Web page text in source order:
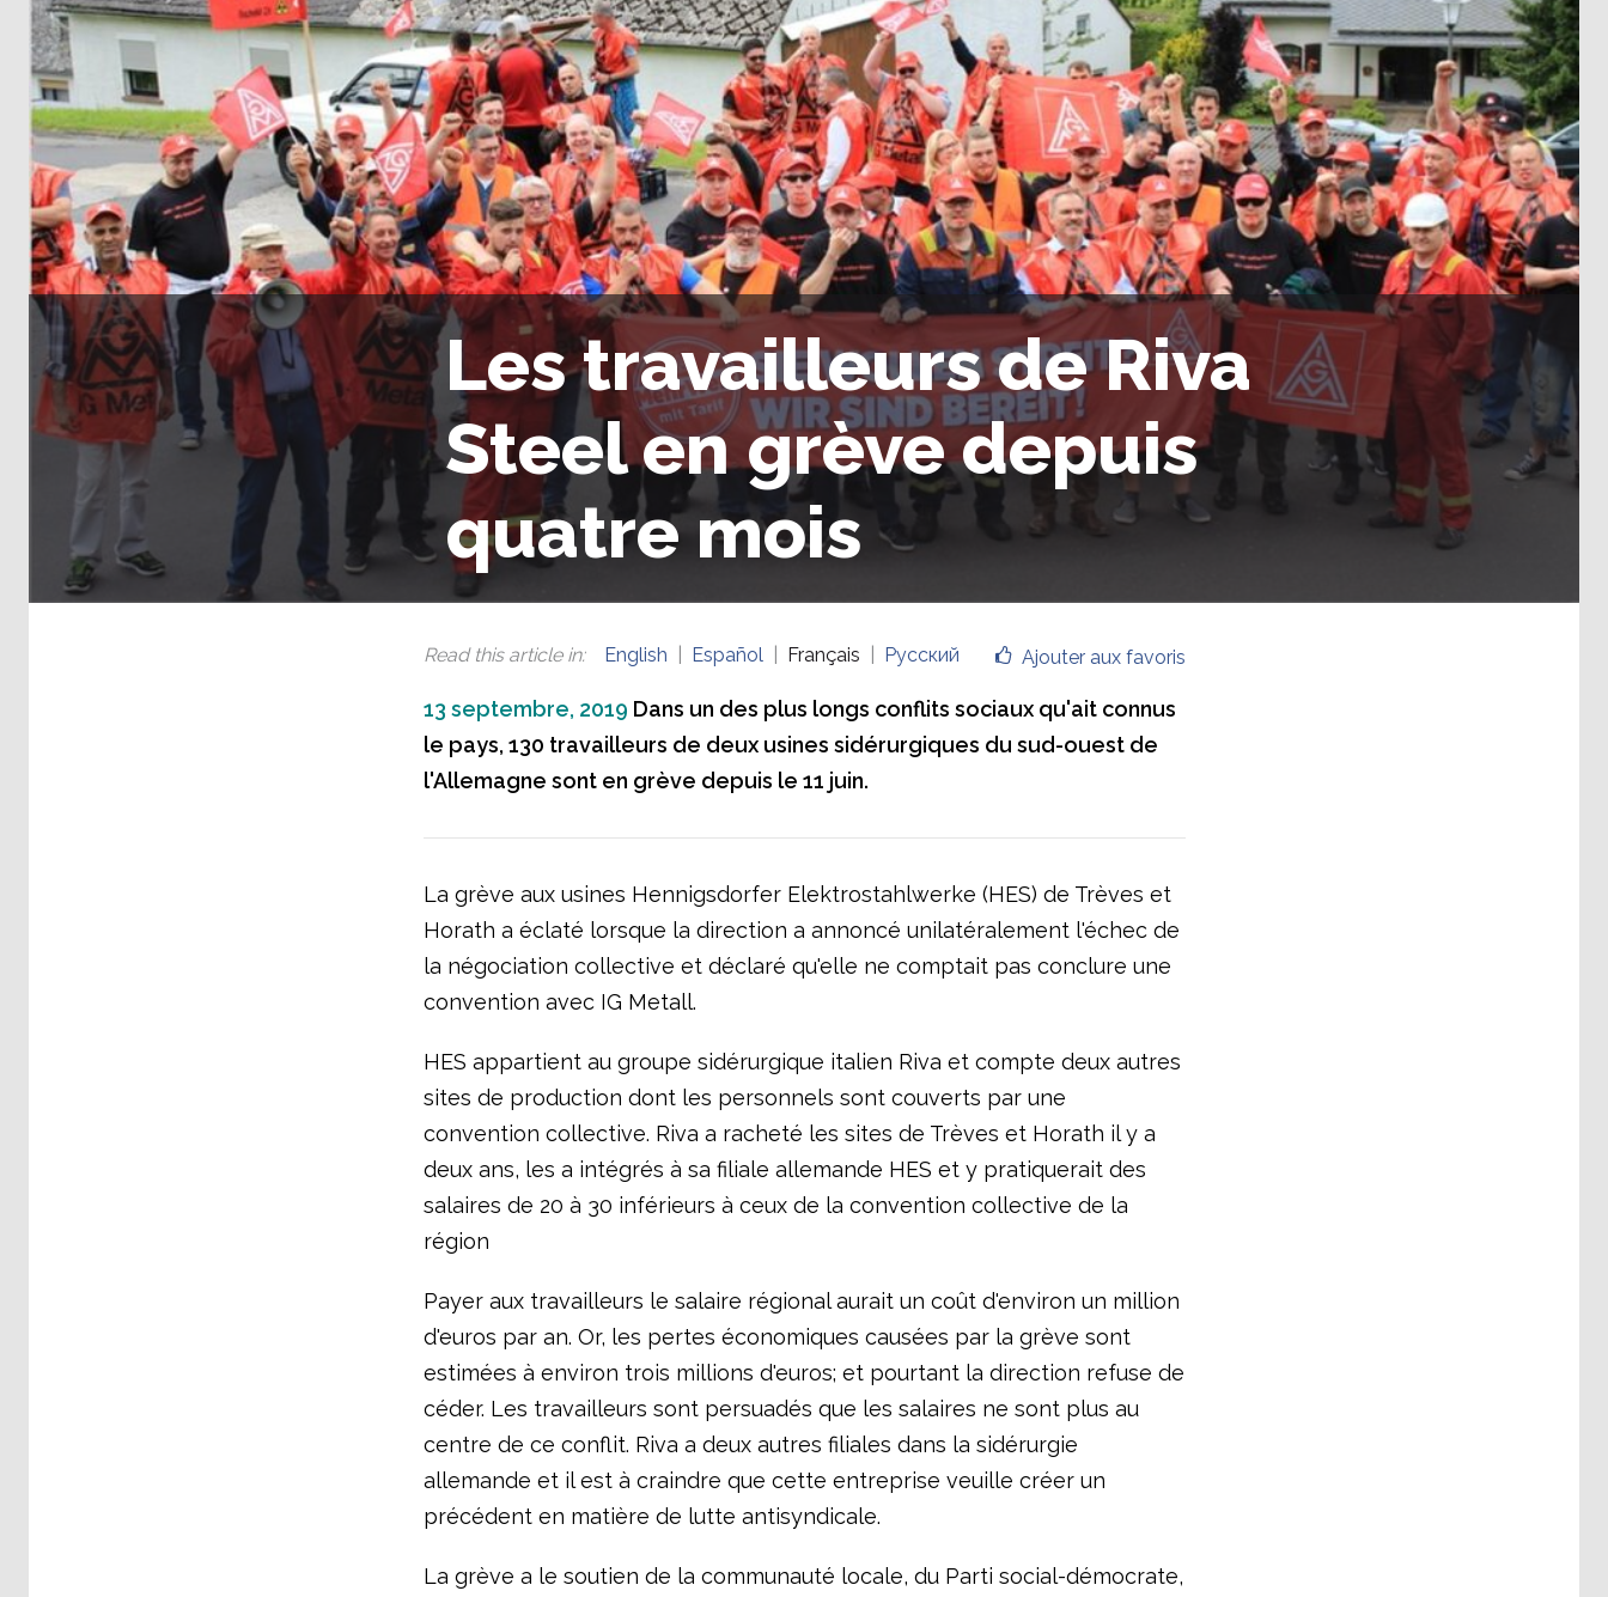
Les travailleurs de Riva
Steel en grève depuis
quatre mois
Ajouter aux favoris
Read this article in: English Español Français Русский
13 septembre, 2019 Dans un des plus longs conflits sociaux qu'ait connus
le pays, 130 travailleurs de deux usines sidérurgiques du sud-ouest de
l'Allemagne sont en grève depuis le 11 juin.
La grève aux usines Hennigsdorfer Elektrostahlwerke (HES) de Trèves et
Horath a éclaté lorsque la direction a annoncé unilatéralement l'échec de
la négociation collective et déclaré qu'elle ne comptait pas conclure une
convention avec IG Metall.
HES appartient au groupe sidérurgique italien Riva et compte deux autres
sites de production dont les personnels sont couverts par une
convention collective. Riva a racheté les sites de Trèves et Horath il y a
deux ans, les a intégrés à sa filiale allemande HES et y pratiquerait des
salaires de 20 à 30 inférieurs à ceux de la convention collective de la
région
Payer aux travailleurs le salaire régional aurait un coût d'environ un million
d'euros par an. Or, les pertes économiques causées par la grève sont
estimées à environ trois millions d'euros; et pourtant la direction refuse de
céder. Les travailleurs sont persuadés que les salaires ne sont plus au
centre de ce conflit. Riva a deux autres filiales dans la sidérurgie
allemande et il est à craindre que cette entreprise veuille créer un
précédent en matière de lutte antisyndicale.
La grève a le soutien de la communauté locale, du Parti social-démocrate,